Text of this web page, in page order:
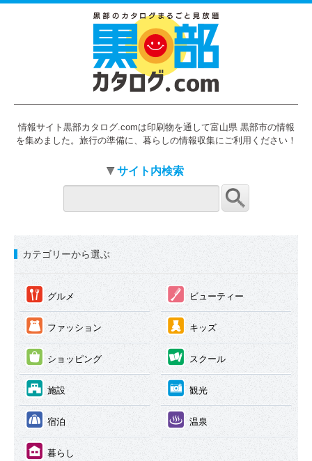
情報サイト黒部カタログ.comは印刷物を通して富山県 黒部市の情報
を集めました。旅行の準備に、暮らしの情報収集にご利用ください！
サイト内検索
カテゴリーから選ぶ
① グルメ ② ビューティー
③ ファッション ④ キッズ
⑤ ショッピング ⑥ スクール
⑦ 施設 ⑧ 観光
⑨ 宿泊 ⑩ 温泉
⑪ 暮らし